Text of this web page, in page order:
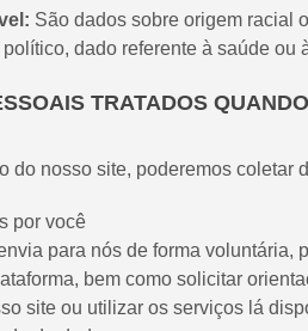
São dados sobre origem racial
dado referente à saúde
TRATADOS
do nosso site, poderemos coletar
por você
para nós de forma voluntária,
bem como solicitar
site ou utilizar os serviços lá